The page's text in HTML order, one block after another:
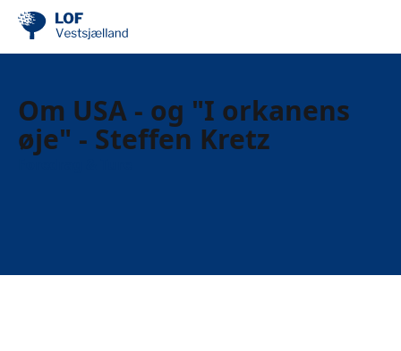
Om USA - og "I orkanens
øje" - Steffen Kretz